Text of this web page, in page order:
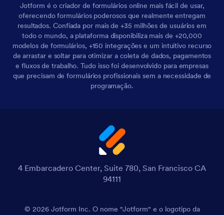
Jotform é o criador de formulários online mais fácil de usar,
oferecendo formulários poderosos que realmente entregam
resultados. Confiada por mais de +35 milhões de usuários em
todo o mundo, a plataforma disponibiliza mais de +20,000
modelos de formulários, +150 integrações e um intuitivo recurso
de arrastar e soltar para otimizar a coleta de dados, pagamentos
e fluxos de trabalho. Tudo isso foi desenvolvido para empresas
que precisam de formulários profissionais sem a necessidade de
programação.
4 Embarcadero Center, Suite 780, San Francisco CA
94111
© 2026 Jotform Inc. O nome "Jotform" e o logotipo da